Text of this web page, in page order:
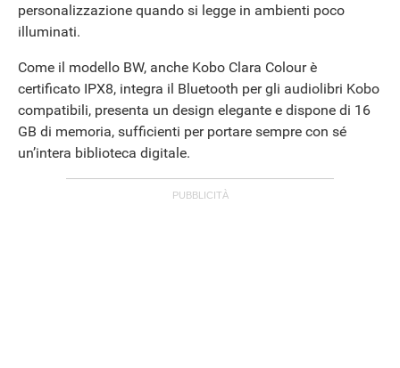
personalizzazione quando si legge in ambienti poco
illuminati.
Come il modello BW, anche Kobo Clara Colour è
certificato IPX8, integra il Bluetooth per gli audiolibri Kobo
compatibili, presenta un design elegante e dispone di 16
GB di memoria, sufficienti per portare sempre con sé
un’intera biblioteca digitale.